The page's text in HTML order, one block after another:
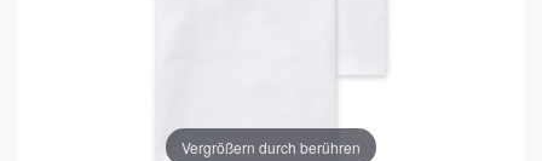
Vergrößern durch berühren